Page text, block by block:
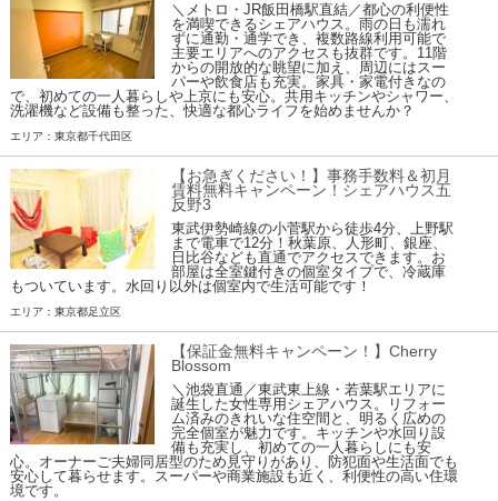
＼メトロ・JR飯田橋駅直結／都心の利便性
を満喫できるシェアハウス。雨の日も濡れ
ずに通勤・通学でき、複数路線利用可能で
主要エリアへのアクセスも抜群です。11階
からの開放的な眺望に加え、周辺にはスー
パーや飲食店も充実。家具・家電付きなの
で、初めての一人暮らしや上京にも安心。共用キッチンやシャワー、
洗濯機など設備も整った、快適な都心ライフを始めませんか？
エリア：東京都千代田区
【お急ぎください！】事務手数料＆初月
賃料無料キャンペーン！シェアハウス五
反野3
東武伊勢崎線の小菅駅から徒歩4分、上野駅
まで電車で12分！秋葉原、人形町、銀座、
日比谷なども直通でアクセスできます。お
部屋は全室鍵付きの個室タイプで、冷蔵庫
もついています。水回り以外は個室内で生活可能です！
エリア：東京都足立区
【保証金無料キャンペーン！】Cherry
Blossom
＼池袋直通／東武東上線・若葉駅エリアに
誕生した女性専用シェアハウス。リフォー
ム済みのきれいな住空間と、明るく広めの
完全個室が魅力です。キッチンや水回り設
備も充実し、初めての一人暮らしにも安
心。オーナーご夫婦同居型のため見守りがあり、防犯面や生活面でも
安心して暮らせます。スーパーや商業施設も近く、利便性の高い住環
境です。